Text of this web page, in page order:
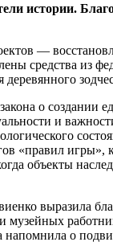
истории.
—
средства из
о создании
и
«правил игры»,
объекты
выразила
музейных
о